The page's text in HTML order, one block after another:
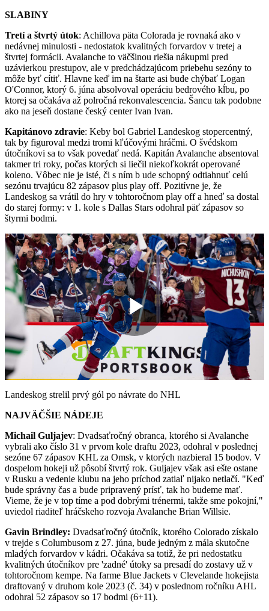
SLABINY
Tretí a štvrtý útok: Achillova päta Colorada je rovnaká ako v
nedávnej minulosti - nedostatok kvalitných forvardov v tretej a
štvrtej formácii. Avalanche to väčšinou riešia nákupmi pred
uzávierkou prestupov, ale v predchádzajúcom priebehu sezóny to
môže byť cítiť. Hlavne keď im na štarte asi bude chýbať Logan
O'Connor, ktorý 6. júna absolvoval operáciu bedrového kĺbu, po
ktorej sa očakáva až polročná rekonvalescencia. Šancu tak podobne
ako na jeseň dostane český center Ivan Ivan.
Kapitánovo zdravie: Keby bol Gabriel Landeskog stopercentný,
tak by figuroval medzi tromi kľúčovými hráčmi. O švédskom
útočníkovi sa to však povedať nedá. Kapitán Avalanche absentoval
takmer tri roky, počas ktorých si liečil niekoľkokrát operované
koleno. Vôbec nie je isté, či s ním b ude schopný odtiahnuť celú
sezónu trvajúcu 82 zápasov plus play off. Pozitívne je, že
Landeskog sa vrátil do hry v tohtoročnom play off a hneď sa dostal
do starej formy: v 1. kole s Dallas Stars odohral päť zápasov so
štyrmi bodmi.
Play
Video
Landeskog strelil prvý gól po návrate do NHL
NAJVÄČŠIE NÁDEJE
Michail Guljajev: Dvadsaťročný obranca, ktorého si Avalanche
vybrali ako číslo 31 v prvom kole draftu 2023, odohral v poslednej
sezóne 67 zápasov KHL za Omsk, v ktorých nazbieral 15 bodov. V
dospelom hokeji už pôsobí štvrtý rok. Guljajev však asi ešte ostane
v Rusku a vedenie klubu na jeho príchod zatiaľ nijako netlačí. "Keď
bude správny čas a bude pripravený prísť, tak ho budeme mať.
Vieme, že je v top tíme a pod dobrými trénermi, takže sme pokojní,"
uviedol riaditeľ hráčskeho rozvoja Avalanche Brian Willsie.
Gavin Brindley: Dvadsaťročný útočník, ktorého Colorado získalo
v trejde s Columbusom z 27. júna, bude jedným z mála skutočne
mladých forvardov v kádri. Očakáva sa totiž, že pri nedostatku
kvalitných útočníkov pre 'zadné' útoky sa presadí do zostavy už v
tohtoročnom kempe. Na farme Blue Jackets v Clevelande hokejista
draftovaný v druhom kole 2023 (č. 34) v poslednom ročníku AHL
odohral 52 zápasov so 17 bodmi (6+11).